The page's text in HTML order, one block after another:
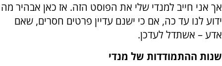
אך אני חייב למנדי שלי את הפוסט הזה. אז כאן אבהיר מה
ידוע לנו עד כה, אם כי ישנם עדיין פרטים חסרים, שאם
אדע – אשתדל לעדכן.
שנות ההתמודדות של מנדי